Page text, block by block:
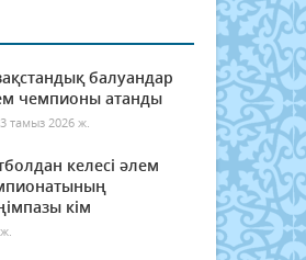
балуандар
чемпионы атанды
тамыз 2026 ж.
келесі әлем
кім